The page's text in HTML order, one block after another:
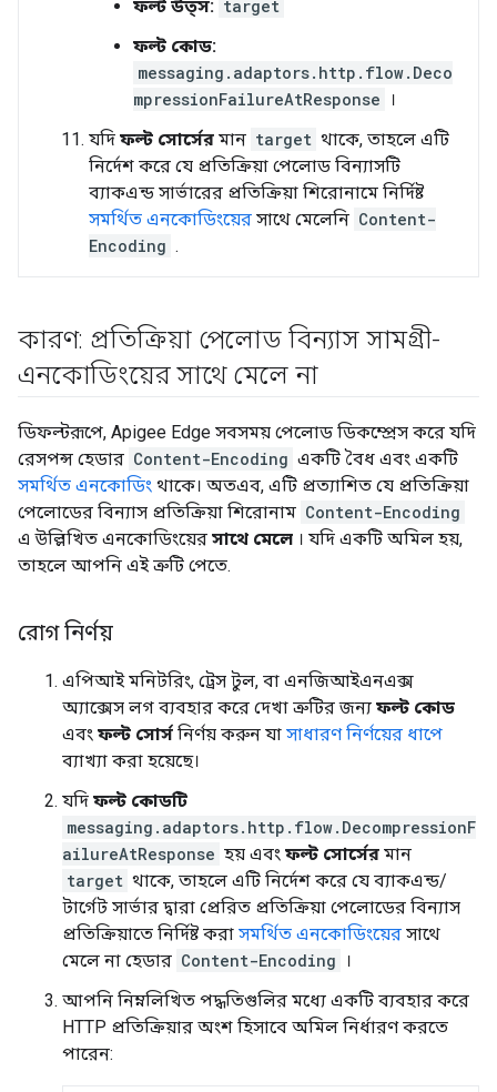
ফল্ট উত্স: target
ফল্ট কোড:
messaging.adaptors.http.flow.Deco
mpressionFailureAtResponse
।
যদি ফল্ট সোর্সের মান target থাকে, তাহলে এটি
নির্দেশ করে যে প্রতিক্রিয়া পেলোড বিন্যাসটি
ব্যাকএন্ড সার্ভারের প্রতিক্রিয়া শিরোনামে নির্দিষ্ট
সমর্থিত এনকোডিংয়ের সাথে মেলেনি Content-
Encoding .
কারণ: প্রতিক্রিয়া পেলোড বিন্যাস সামগ্রী-
এনকোডিংয়ের সাথে মেলে না
ডিফল্টরূপে, Apigee Edge সবসময় পেলোড ডিকম্প্রেস করে যদি
রেসপন্স হেডার Content-Encoding একটি বৈধ এবং একটি
সমর্থিত এনকোডিং থাকে। অতএব, এটি প্রত্যাশিত যে প্রতিক্রিয়া
পেলোডের বিন্যাস প্রতিক্রিয়া শিরোনাম Content-Encoding
এ উল্লিখিত এনকোডিংয়ের সাথে মেলে । যদি একটি অমিল হয়,
তাহলে আপনি এই ত্রুটি পেতে.
রোগ নির্ণয়
এপিআই মনিটরিং, ট্রেস টুল, বা এনজিআইএনএক্স
অ্যাক্সেস লগ ব্যবহার করে দেখা ত্রুটির জন্য ফল্ট কোড
এবং ফল্ট সোর্স নির্ণয় করুন যা সাধারণ নির্ণয়ের ধাপে
ব্যাখ্যা করা হয়েছে।
যদি ফল্ট কোডটি
messaging.adaptors.http.flow.DecompressionF
ailureAtResponse হয় এবং ফল্ট সোর্সের মান
target থাকে, তাহলে এটি নির্দেশ করে যে ব্যাকএন্ড/
টার্গেট সার্ভার দ্বারা প্রেরিত প্রতিক্রিয়া পেলোডের বিন্যাস
প্রতিক্রিয়াতে নির্দিষ্ট করা সমর্থিত এনকোডিংয়ের সাথে
মেলে না হেডার Content-Encoding
।
আপনি নিম্নলিখিত পদ্ধতিগুলির মধ্যে একটি ব্যবহার করে
HTTP প্রতিক্রিয়ার অংশ হিসাবে অমিল নির্ধারণ করতে
পারেন: